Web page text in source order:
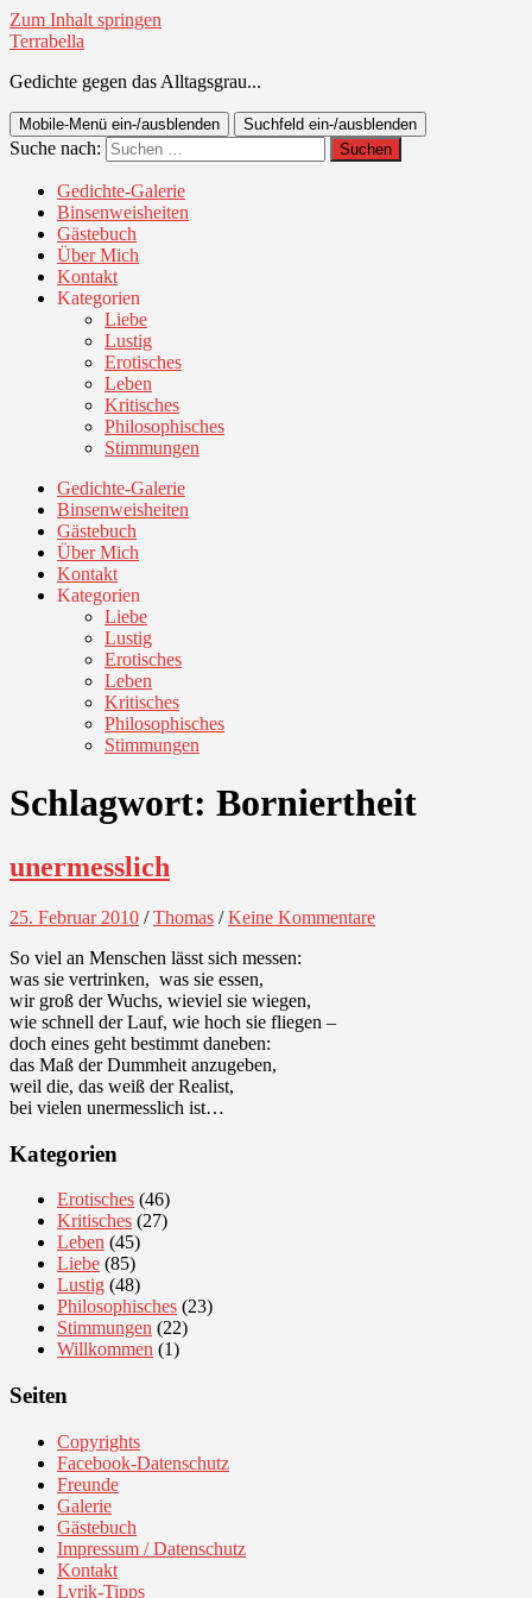
Zum Inhalt springen
Terrabella
Gedichte gegen das Alltagsgrau...
Mobile-Menü ein-/ausblenden Suchfeld ein-/ausblenden
Suche nach:
Gedichte-Galerie
Binsenweisheiten
Gästebuch
Über Mich
Kontakt
Kategorien
Liebe
Lustig
Erotisches
Leben
Kritisches
Philosophisches
Stimmungen
Gedichte-Galerie
Binsenweisheiten
Gästebuch
Über Mich
Kontakt
Kategorien
Liebe
Lustig
Erotisches
Leben
Kritisches
Philosophisches
Stimmungen
Schlagwort: Borniertheit
unermesslich
25. Februar 2010 /Thomas /Keine Kommentare
So viel an Menschen lässt sich messen:
was sie vertrinken, was sie essen,
wir groß der Wuchs, wieviel sie wiegen,
wie schnell der Lauf, wie hoch sie fliegen –
doch eines geht bestimmt daneben:
das Maß der Dummheit anzugeben,
weil die, das weiß der Realist,
bei vielen unermesslich ist…
Kategorien
Erotisches (46)
Kritisches (27)
Leben (45)
Liebe (85)
Lustig (48)
Philosophisches (23)
Stimmungen (22)
Willkommen (1)
Seiten
Copyrights
Facebook-Datenschutz
Freunde
Galerie
Gästebuch
Impressum / Datenschutz
Kontakt
Lyrik-Tipps